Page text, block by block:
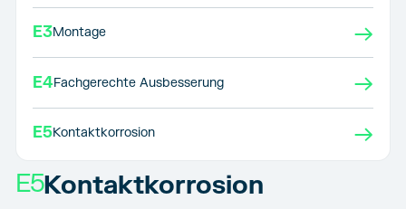
E3Montage →
E4Fachgerechte Ausbesserung →
E5Kontaktkorrosion →
E5Kontaktkorrosion